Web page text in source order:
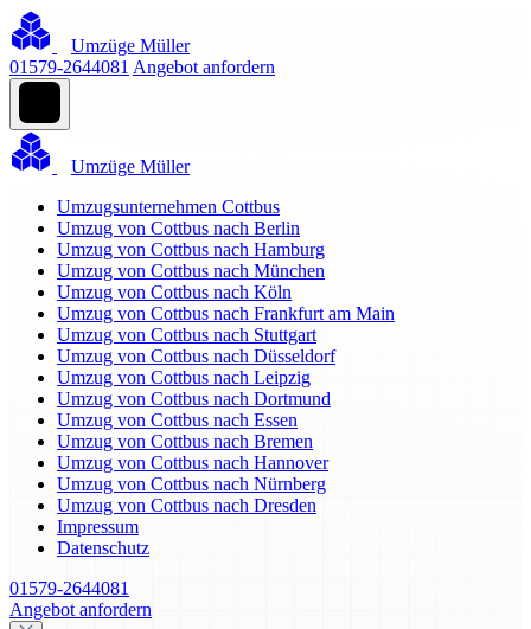
Umzüge Müller
01579-2644081 Angebot anfordern
Umzüge Müller
Umzugsunternehmen Cottbus
Umzug von Cottbus nach Berlin
Umzug von Cottbus nach Hamburg
Umzug von Cottbus nach München
Umzug von Cottbus nach Köln
Umzug von Cottbus nach Frankfurt am Main
Umzug von Cottbus nach Stuttgart
Umzug von Cottbus nach Düsseldorf
Umzug von Cottbus nach Leipzig
Umzug von Cottbus nach Dortmund
Umzug von Cottbus nach Essen
Umzug von Cottbus nach Bremen
Umzug von Cottbus nach Hannover
Umzug von Cottbus nach Nürnberg
Umzug von Cottbus nach Dresden
Impressum
Datenschutz
01579-2644081
Angebot anfordern